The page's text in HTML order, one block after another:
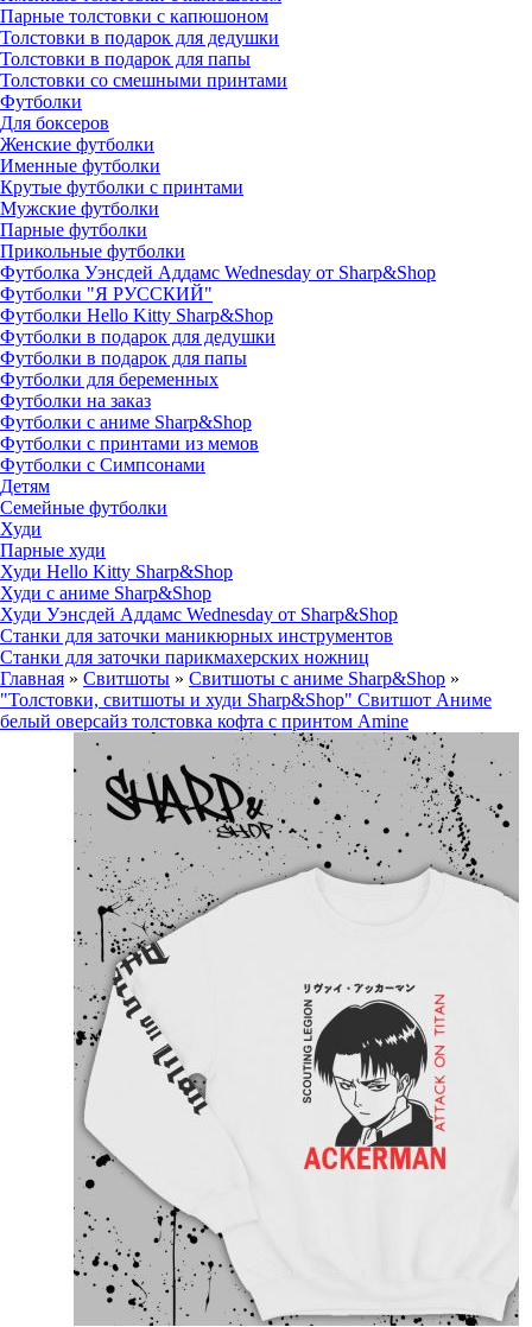
Парные толстовки с капюшоном
Толстовки в подарок для дедушки
Толстовки в подарок для папы
Толстовки со смешными принтами
Футболки
Для боксеров
Женские футболки
Именные футболки
Крутые футболки с принтами
Мужские футболки
Парные футболки
Прикольные футболки
Футболка Уэнсдей Аддамс Wednesday от Sharp&Shop
Футболки "Я РУССКИЙ"
Футболки Hello Kitty Sharp&Shop
Футболки в подарок для дедушки
Футболки в подарок для папы
Футболки для беременных
Футболки на заказ
Футболки с аниме Sharp&Shop
Футболки с принтами из мемов
Футболки с Симпсонами
Детям
Семейные футболки
Худи
Парные худи
Худи Hello Kitty Sharp&Shop
Худи с аниме Sharp&Shop
Худи Уэнсдей Аддамс Wednesday от Sharp&Shop
Станки для заточки маникюрных инструментов
Станки для заточки парикмахерских ножниц
Главная » Свитшоты » Свитшоты с аниме Sharp&Shop »
"Толстовки, свитшоты и худи Sharp&Shop" Свитшот Аниме
белый оверсайз толстовка кофта с принтом Amine